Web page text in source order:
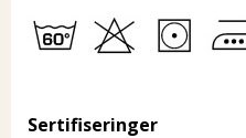
Sertifiseringer